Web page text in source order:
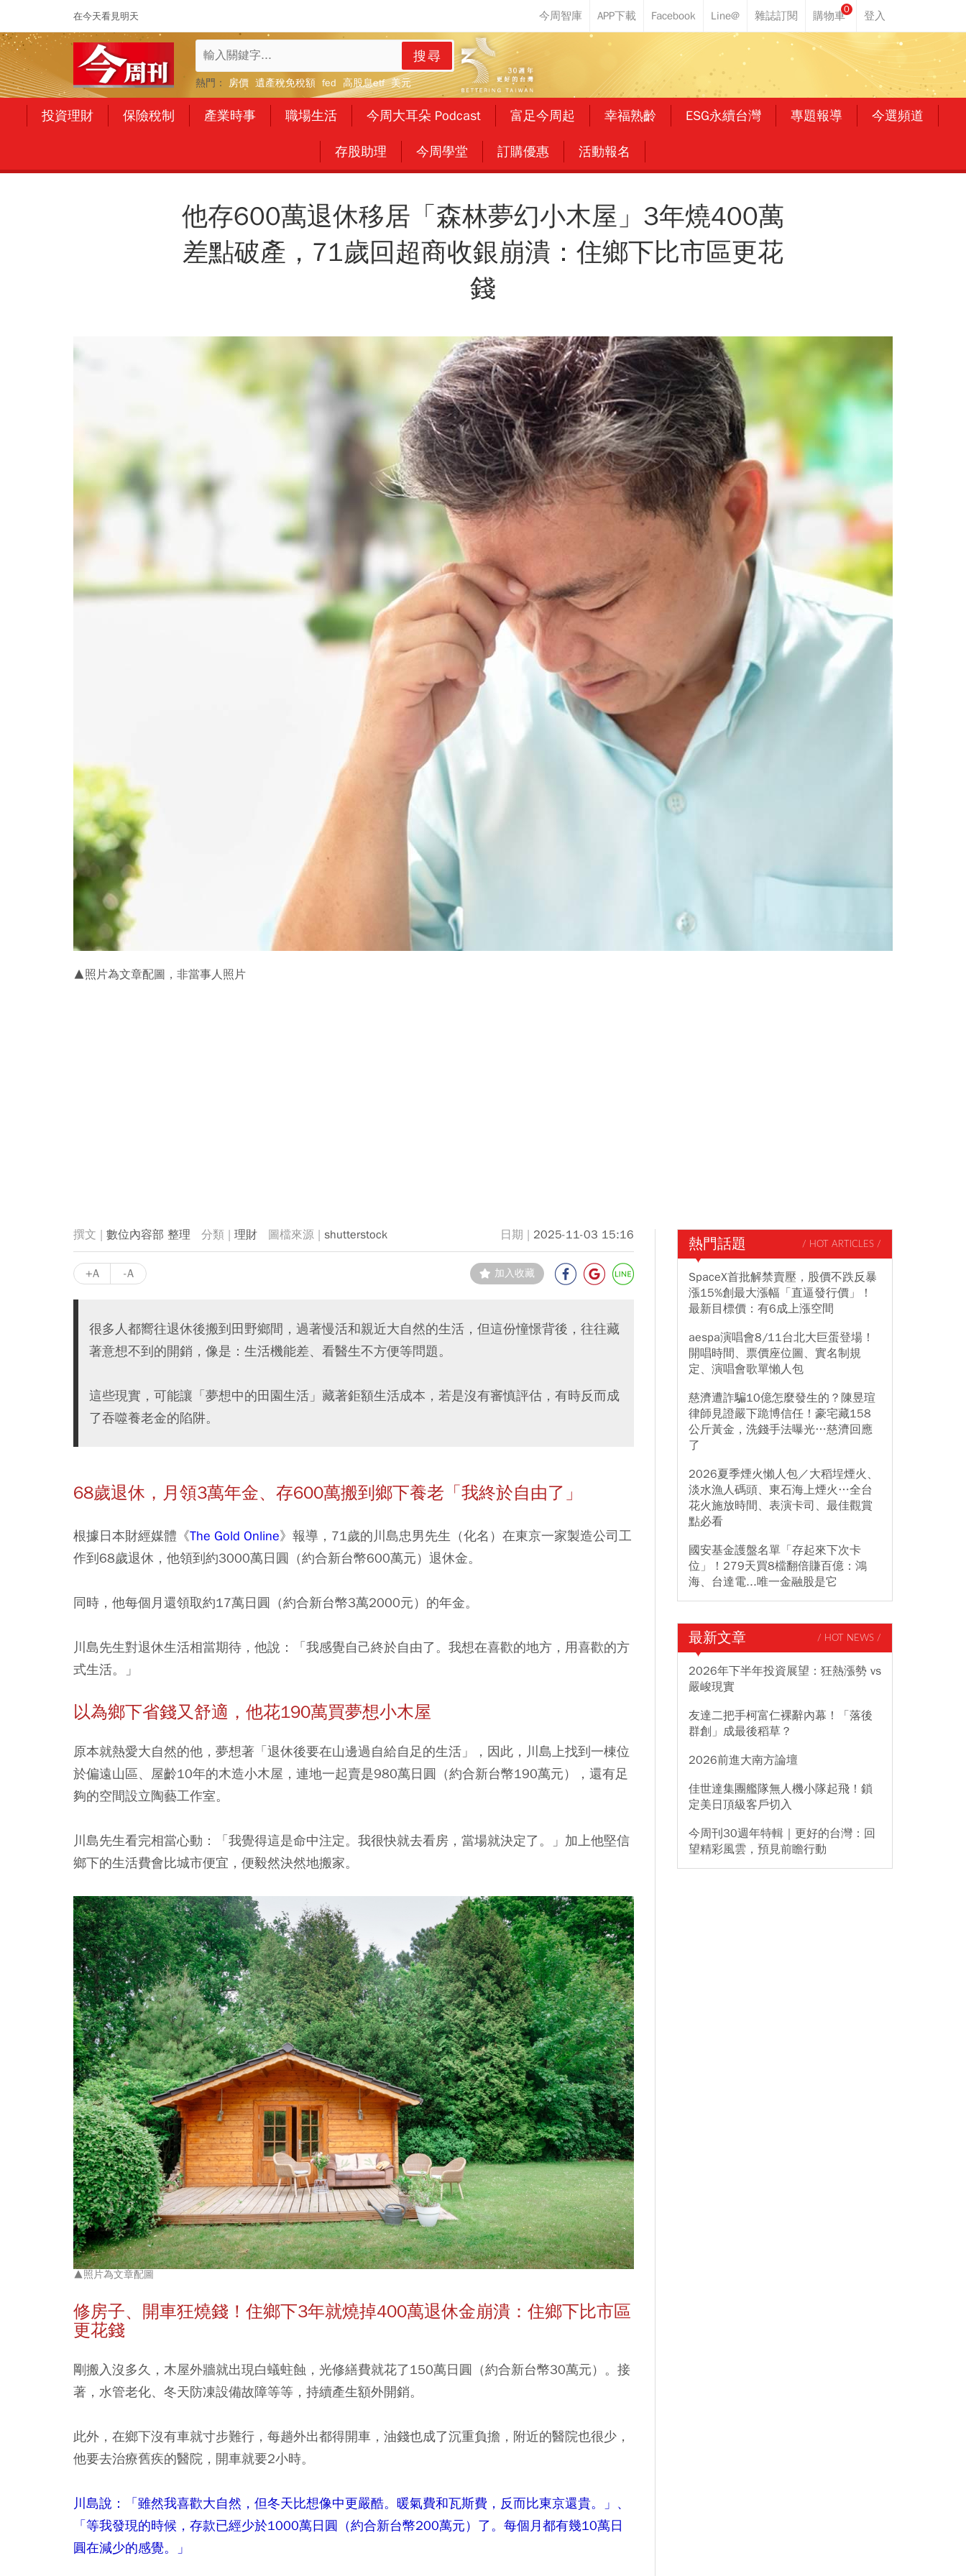
在今天看見明天
0
搜尋
熱門： 房價 遺產稅免稅額 fed 高股息etf 美元
投資理財 保險稅制 產業時事 職場生活 今周大耳朵 Podcast 富足今周起 幸福熟齡 ESG永續台灣 專題報導 今選頻道
存股助理 今周學堂 訂購優惠 活動報名
他存600萬退休移居「森林夢幻小木屋」3年燒400萬
差點破產，71歲回超商收銀崩潰：住鄉下比市區更花
錢
▲照片為文章配圖，非當事人照片
數位內容部 整理 理財 shutterstock 2025-11-03 15:16
+A -A 加入收藏
很多人都嚮往退休後搬到田野鄉間，過著慢活和親近大自然的生活，但這份憧憬背後，往往藏
著意想不到的開銷，像是：生活機能差、看醫生不方便等問題。
這些現實，可能讓「夢想中的田園生活」藏著鉅額生活成本，若是沒有審慎評估，有時反而成
了吞噬養老金的陷阱。
68歲退休，月領3萬年金、存600萬搬到鄉下養老「我終於自由了」
根據日本財經媒體《The Gold Online》報導，71歲的川島忠男先生（化名）在東京一家製造公司工
作到68歲退休，他領到約3000萬日圓（約合新台幣600萬元）退休金。
同時，他每個月還領取約17萬日圓（約合新台幣3萬2000元）的年金。
川島先生對退休生活相當期待，他說：「我感覺自己終於自由了。我想在喜歡的地方，用喜歡的方
式生活。」
以為鄉下省錢又舒適，他花190萬買夢想小木屋
原本就熱愛大自然的他，夢想著「退休後要在山邊過自給自足的生活」，因此，川島上找到一棟位
於偏遠山區、屋齡10年的木造小木屋，連地一起賣是980萬日圓（約合新台幣190萬元），還有足
夠的空間設立陶藝工作室。
川島先生看完相當心動：「我覺得這是命中注定。我很快就去看房，當場就決定了。」加上他堅信
鄉下的生活費會比城市便宜，便毅然決然地搬家。
▲照片為文章配圖
修房子、開車狂燒錢！住鄉下3年就燒掉400萬退休金崩潰：住鄉下比市區
更花錢
剛搬入沒多久，木屋外牆就出現白蟻蛀蝕，光修繕費就花了150萬日圓（約合新台幣30萬元）。接
著，水管老化、冬天防凍設備故障等等，持續產生額外開銷。
此外，在鄉下沒有車就寸步難行，每趟外出都得開車，油錢也成了沉重負擔，附近的醫院也很少，
他要去治療舊疾的醫院，開車就要2小時。
川島說：「雖然我喜歡大自然，但冬天比想像中更嚴酷。暖氣費和瓦斯費，反而比東京還貴。」、
「等我發現的時候，存款已經少於1000萬日圓（約合新台幣200萬元）了。每個月都有幾10萬日
圓在減少的感覺。」
熱門話題 / HOT ARTICLES /
SpaceX首批解禁賣壓，股價不跌反暴
漲15%創最大漲幅「直逼發行價」！
最新目標價：有6成上漲空間
aespa演唱會8/11台北大巨蛋登場！
開唱時間、票價座位圖、實名制規
定、演唱會歌單懶人包
慈濟遭詐騙10億怎麼發生的？陳昱瑄
律師見證嚴下跪博信任！豪宅藏158
公斤黃金，洗錢手法曝光…慈濟回應
了
2026夏季煙火懶人包／大稻埕煙火、
淡水漁人碼頭、東石海上煙火…全台
花火施放時間、表演卡司、最佳觀賞
點必看
國安基金護盤名單「存起來下次卡
位」！279天買8檔翻倍賺百億：鴻
海、台達電...唯一金融股是它
最新文章 / HOT NEWS /
2026年下半年投資展望：狂熱漲勢 vs
嚴峻現實
友達二把手柯富仁裸辭內幕！「落後
群創」成最後稻草？
2026前進大南方論壇
佳世達集團艦隊無人機小隊起飛！鎖
定美日頂級客戶切入
今周刊30週年特輯｜更好的台灣：回
望精彩風雲，預見前瞻行動